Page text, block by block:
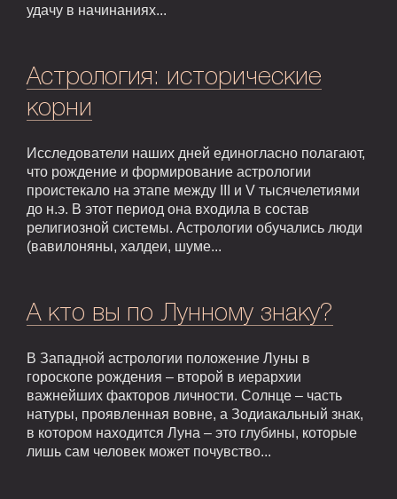
удачу в начинаниях...
Астрология: исторические
корни
Исследователи наших дней единогласно полагают,
что рождение и формирование астрологии
проистекало на этапе между III и V тысячелетиями
до н.э. В этот период она входила в состав
религиозной системы. Астрологии обучались люди
(вавилоняны, халдеи, шуме...
А кто вы по Лунному знаку?
В Западной астрологии положение Луны в
гороскопе рождения – второй в иерархии
важнейших факторов личности. Солнце – часть
натуры, проявленная вовне, а Зодиакальный знак,
в котором находится Луна – это глубины, которые
лишь сам человек может почувство...